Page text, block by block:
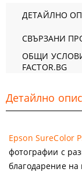
ДЕТАЙЛНО
СВЪРЗАНИ
ОБЩИ
FACTOR.BG
Детайлно
Epson SureColor
фотографии с
благодарение на